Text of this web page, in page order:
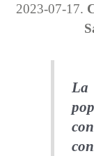
2023-07-17.
La